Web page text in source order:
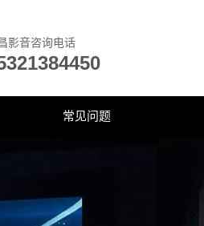
影音咨询电话
常见问题